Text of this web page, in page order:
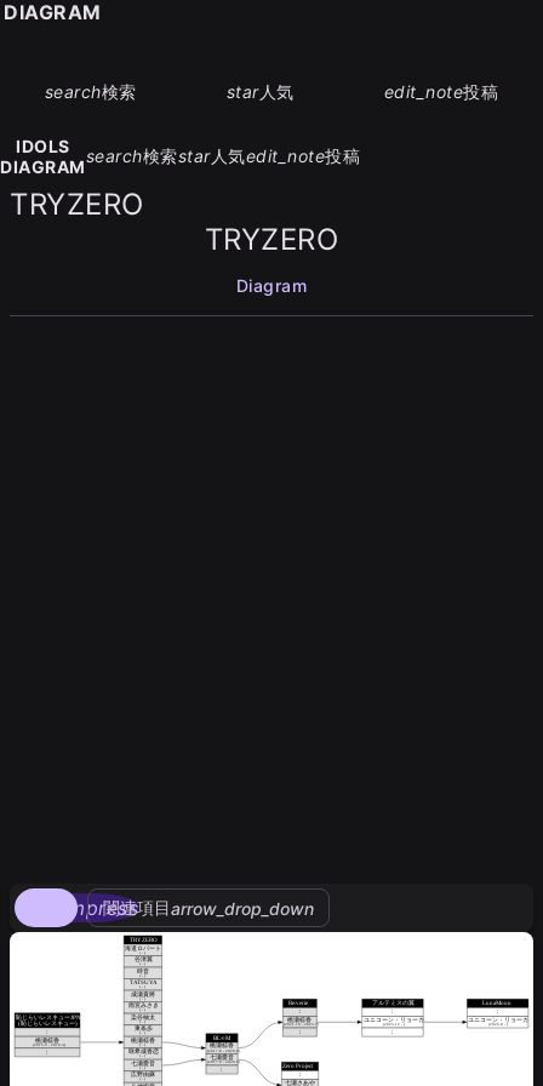
search検索 star人気 edit_note投稿
IDOLS
DIAGRAM
search検索star人気edit_note投稿
TRYZERO
TRYZERO
Diagram
compress
関連項目arrow_drop_down